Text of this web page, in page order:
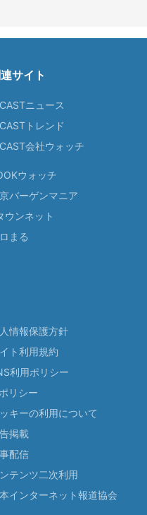
サイト
ニュース
トレンド
会社ウォッチ
ウォッチ
バーゲンマニア
ウンネット
まる
情報保護方針
ト利用規約
利用ポリシー
リシー
キーの利用について
掲載
配信
テンツ二次利用
インターネット報道協会